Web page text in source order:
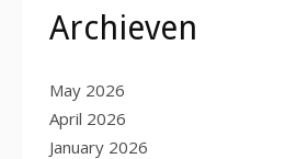
Archieven
May 2026
April 2026
January 2026